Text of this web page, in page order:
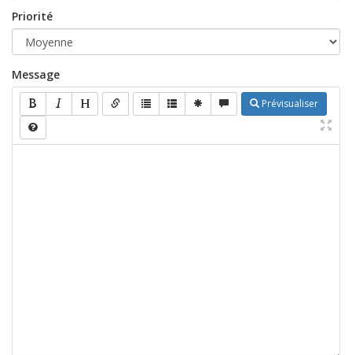
Priorité
Message
Prévisualiser